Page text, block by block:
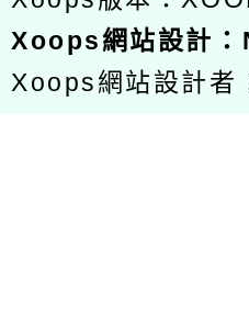
Xoops網站設計 ：
Xoops網站設計者